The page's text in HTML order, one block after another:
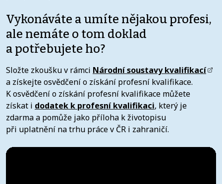
Vykonáváte a umíte nějakou profesi,
ale nemáte o tom doklad
a potřebujete ho?
Složte zkoušku v rámci Národní soustavy kvalifikací
a získejte osvědčení o získání profesní kvalifikace.
K osvědčení o získání profesní kvalifikace můžete
získat i dodatek k profesní kvalifikaci, který je
zdarma a pomůže jako příloha k životopisu
při uplatnění na trhu práce v ČR i zahraničí.